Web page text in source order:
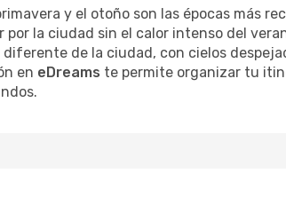
y el otoño son las épocas más
por la ciudad sin el calor intenso del
de la ciudad, con cielos
en eDreams te permite organizar tu